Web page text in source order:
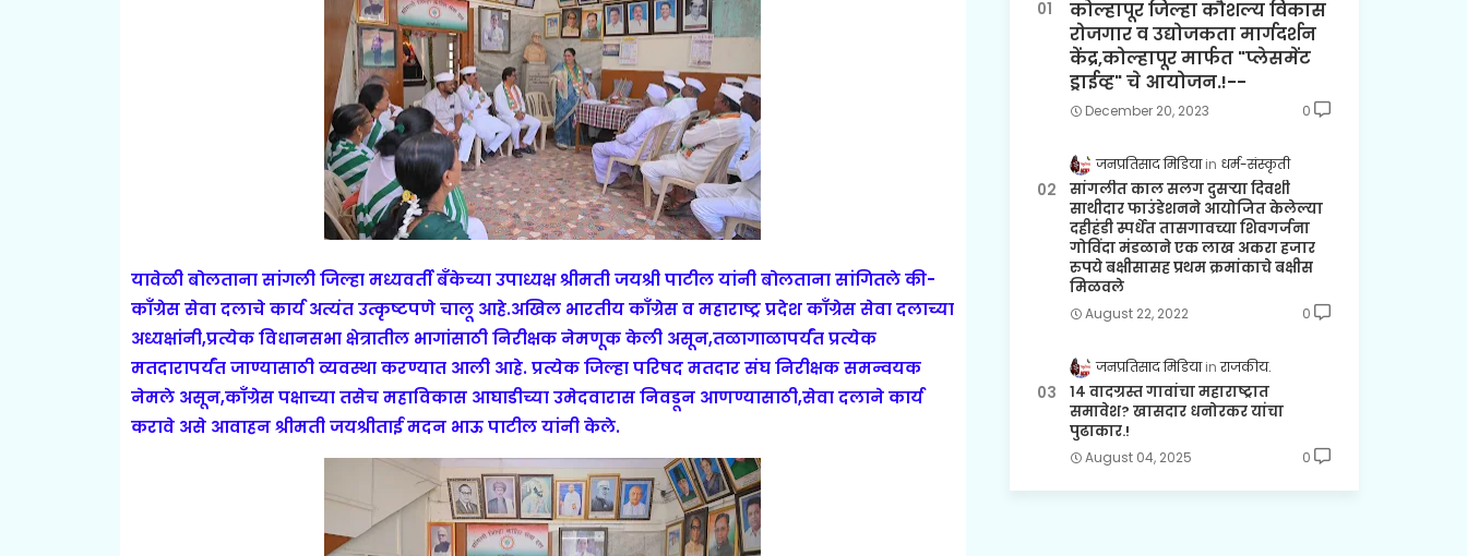
यावेळी बोलताना सांगली जिल्हा मध्यवर्ती बँकेच्या उपाध्यक्ष श्रीमती जयश्री पाटील यांनी बोलताना सांगितले की-
काँग्रेस सेवा दलाचे कार्य अत्यंत उत्कृष्टपणे चालू आहे.अखिल भारतीय काँग्रेस व महाराष्ट्र प्रदेश काँग्रेस सेवा दलाच्या
अध्यक्षांनी,प्रत्येक विधानसभा क्षेत्रातील भागांसाठी निरीक्षक नेमणूक केली असून,तळागाळापर्यंत प्रत्येक
मतदारापर्यंत जाण्यासाठी व्यवस्था करण्यात आली आहे. प्रत्येक जिल्हा परिषद मतदार संघ निरीक्षक समन्वयक
नेमले असून,काँग्रेस पक्षाच्या तसेच महाविकास आघाडीच्या उमेदवारास निवडून आणण्यासाठी,सेवा दलाने कार्य
करावे असे आवाहन श्रीमती जयश्रीताई मदन भाऊ पाटील यांनी केले.
कोल्हापूर जिल्हा कौशल्य विकास
रोजगार व उद्योजकता मार्गदर्शन
केंद्र,कोल्हापूर मार्फत "प्लेसमेंट
ड्राईव्ह" चे आयोजन.!--
December 20, 2023 0
जनप्रतिसाद मिडिया धर्म-संस्कृती
सांगलीत काल सलग दुसऱ्या दिवशी
साथीदार फाउंडेशनने आयोजित केलेल्या
दहीहंडी स्पर्धेत तासगावच्या शिवगर्जना
गोविंदा मंडळाने एक लाख अकरा हजार
रुपये बक्षीसासह प्रथम क्रमांकाचे बक्षीस
मिळवले
August 22, 2022 0
जनप्रतिसाद मिडिया राजकीय.
१४ वादग्रस्त गावांचा महाराष्ट्रात
समावेश? खासदार धनोरकर यांचा
पुढाकार.!
August 04, 2025 0